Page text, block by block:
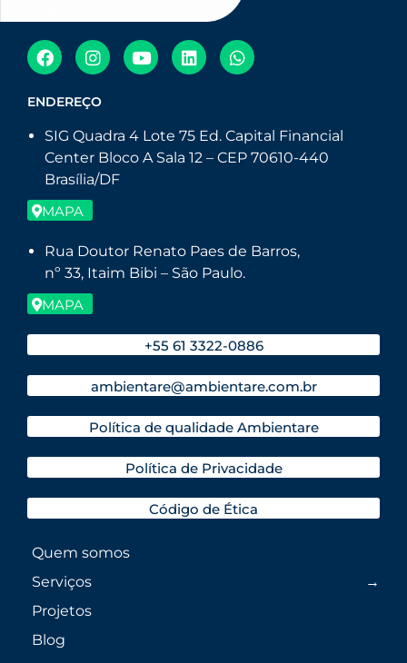
ENDEREÇO
SIG Quadra 4 Lote 75 Ed. Capital Financial
Center Bloco A Sala 12 – CEP 70610-440
Brasília/DF
MAPA
Rua Doutor Renato Paes de Barros,
nº 33, Itaim Bibi – São Paulo.
MAPA
+55 61 3322-0886
ambientare@ambientare.com.br
Política de qualidade Ambientare
Política de Privacidade
Código de Ética
Quem somos
Serviços
Projetos
Blog